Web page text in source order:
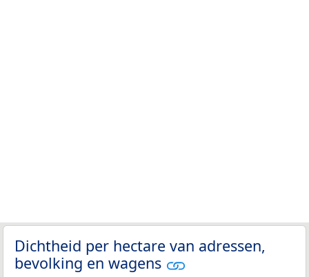
Dichtheid per hectare van adressen,
bevolking en wagens